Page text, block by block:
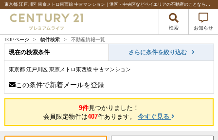
東京都 江戸川区 東京メトロ東西線 中古マンション｜港区・中央区などベイエリアの不動産のことならセンチュリー21プレミアムライフ
検索 お知らせ
TOPページ > 物件検索 > 不動産情報一覧
現在の検索条件 さらに条件を絞り込む
東京都 江戸川区 東京メトロ東西線 中古マンション
この条件で新着メールを登録
9件見つかりました！
会員限定物件は407件あります。 今すぐ見る